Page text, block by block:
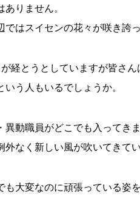
りません。
はスイセンの花々が咲き誇っ
経とうとしていますが皆さん
う人もいるでしょうか。
動職員がどこでも入ってきま
なく新しい風が吹いてきてい
大変なのに頑張っている姿